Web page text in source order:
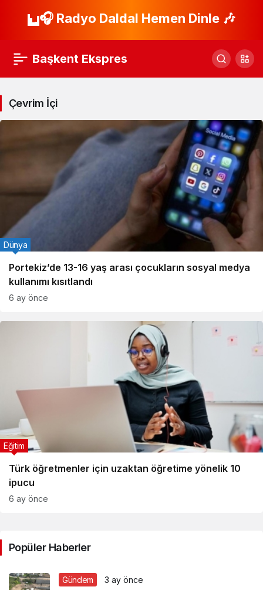
🎧 Radyo Daldal Hemen Dinle 🎶
Başkent Ekspres
Çevrim İçi
Portekiz’de 13-16 yaş arası çocukların sosyal medya
kullanımı kısıtlandı
Dünya
6 ay önce
Türk öğretmenler için uzaktan öğretime yönelik 10
ipucu
Eğitim
6 ay önce
Popüler Haberler
Gündem 3 ay önce